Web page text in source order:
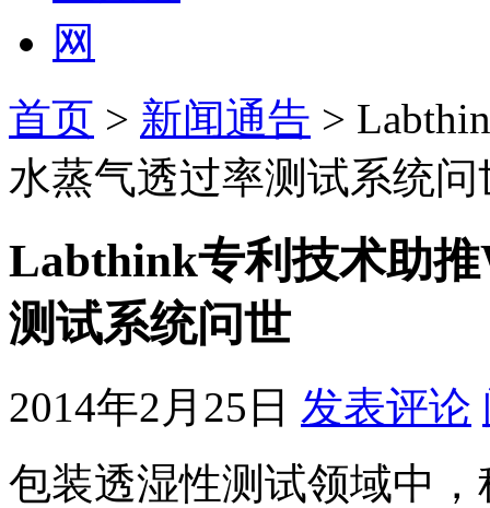
首页 > 新闻通告 >
水蒸气透过率测试系统问
Labthink专利技术助
测试系统问世
2014年2月25日 发表评论
包装透湿性测试领域中